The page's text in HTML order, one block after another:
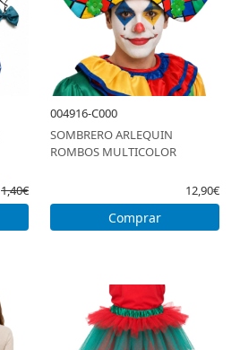
1,40€
004916-C000
SOMBRERO ARLEQUIN
ROMBOS MULTICOLOR
12,90€
Comprar